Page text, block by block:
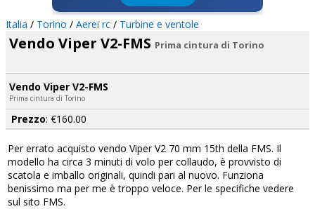
Italia / Torino / Aerei rc / Turbine e ventole
Vendo Viper V2-FMS Prima cintura di Torino
Vendo Viper V2-FMS
Prima cintura di Torino
Prezzo: €160.00
Per errato acquisto vendo Viper V2 70 mm 15th della FMS. Il
modello ha circa 3 minuti di volo per collaudo, è provvisto di
scatola e imballo originali, quindi pari al nuovo. Funziona
benissimo ma per me è troppo veloce. Per le specifiche vedere
sul sito FMS.